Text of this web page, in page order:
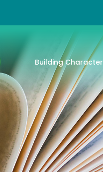
Building Character